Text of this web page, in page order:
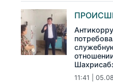
11:41 | 05.08